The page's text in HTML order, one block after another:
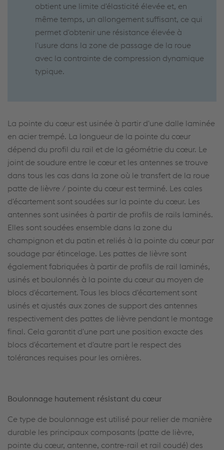
obtient une limite d'élasticité élevée et, en
même temps, un allongement suffisant, ce qui
permet d'obtenir une résistance élevée à
l'usure dans la zone de passage de la roue
avec la contrainte de compression dynamique
typique.
La pointe du cœur est usinée à partir d'une dalle laminée
en acier trempé. La longueur de la pointe du cœur
dépend du profil du rail et de la géométrie du cœur. Le
joint de soudure entre le cœur et les antennes se trouve
dans tous les cas dans la zone où le transfert de la roue
patte de lièvre / pointe du cœur est terminé. Les cales
d'écartement sont soudées sur la pointe du cœur. Les
antennes sont usinées à partir de profils de rails laminés.
Elles sont soudées ensemble dans la zone du
champignon et du patin et reliés à la pointe du cœur par
soudage par étincelage. Les pattes de lièvre sont
également fabriquées à partir de profils de rail laminés,
usinés et boulonnés à la pointe du cœur au moyen de
blocs d'écartement. Tous les blocs d'écartement sont
usinés et ajustés aux zones de support des antennes
respectivement des pattes de lièvre pendant le montage
final. Cela garantit d'une part une position exacte des
blocs d'écartement et d'autre part le respect des
tolérances requises pour les ornières.
Boulonnage hautement résistant du cœur
Ce type de boulonnage est utilisé pour relier de manière
durable les principaux composants (patte de lièvre,
pointe du cœur, antenne, contre-rail et rail coudé) des